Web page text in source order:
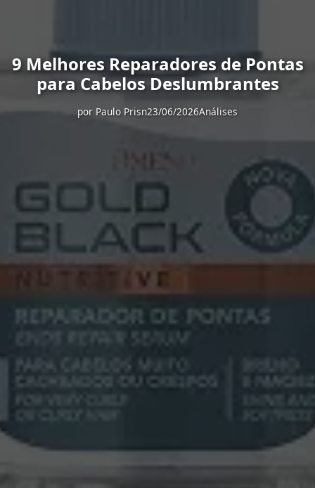
9 Melhores Reparadores de Pontas
para Cabelos Deslumbrantes
por Paulo Prisn23/06/2026Análises